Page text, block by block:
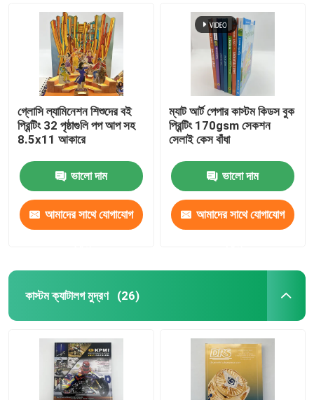
গ্লোসি ল্যামিনেশন শিশুদের বই
প্রিন্টিং 32 পৃষ্ঠাগুলি পপ আপ সহ
8.5x11 আকারে
ভালো দাম
আমাদের সাথে যোগাযোগ
ম্যাট আর্ট পেপার কাস্টম কিডস বুক
প্রিন্টিং 170gsm সেকশন
সেলাই কেস বাঁধা
ভালো দাম
আমাদের সাথে যোগাযোগ
কাস্টম ক্যাটালগ মুদ্রণ (26)